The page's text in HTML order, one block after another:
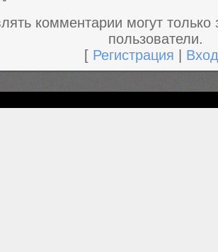
комментарии могут только
пользователи.
[ Регистрация Вход